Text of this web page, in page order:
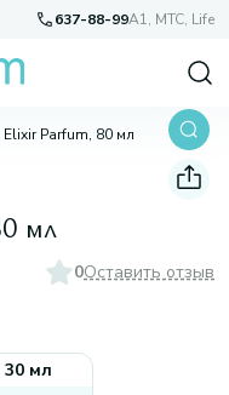
637-88-99A1, МТС, Life
Parfum, 80 мл
мл
0Оставить отзыв
30 мл